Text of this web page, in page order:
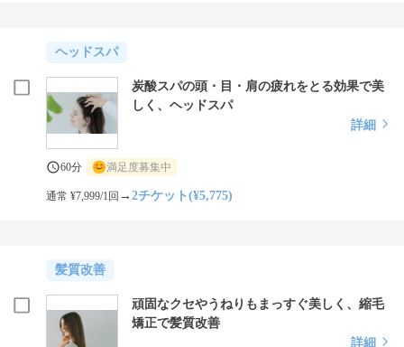
ヘッドスパ
炭酸スパの頭・目・肩の疲れをとる効果で美
しく、ヘッドスパ
詳細
60分 満足度募集中
通常 ¥7,999/1回 →2チケット(¥5,775)
髪質改善
頑固なクセやうねりもまっすぐ美しく、縮毛
矯正で髪質改善
詳細